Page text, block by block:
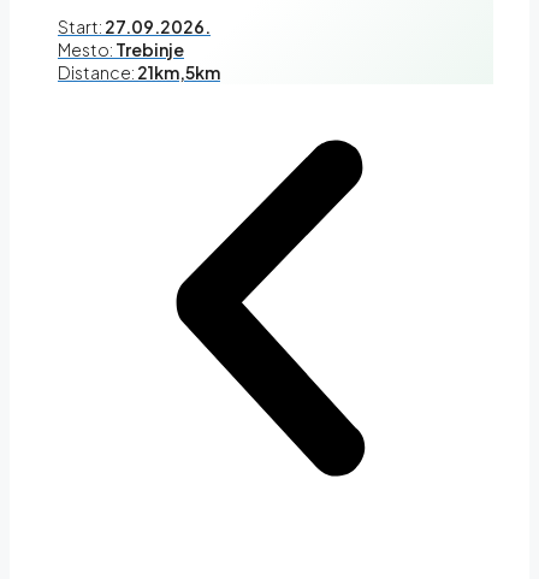
Start: 27.09.2026.
Mesto: Trebinje
Distance: 21km,5km